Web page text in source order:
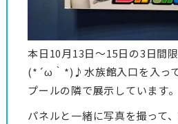
本日10月13日～15日の3日間
(*´ω｀*)♪水族館入口を入っ
プールの隣で展示しています。
パネルと一緒に写真を撮って